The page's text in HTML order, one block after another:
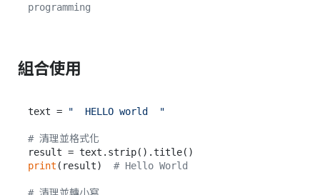
programming
組合使用
text = "  HELLO world  "
# 清理並格式化
print (result) # Hello World